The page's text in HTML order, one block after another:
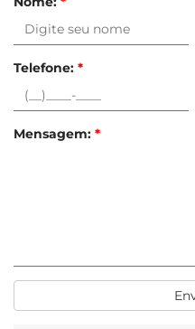
Telefone: *
Mensagem: *